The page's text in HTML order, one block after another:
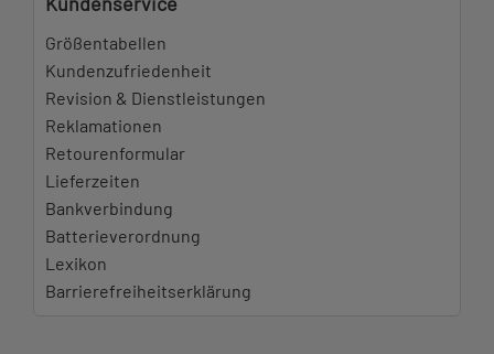
Größentabellen
Kundenzufriedenheit
Revision & Dienstleistungen
Reklamationen
Retourenformular
Lieferzeiten
Bankverbindung
Batterieverordnung
Lexikon
Barrierefreiheitserklärung